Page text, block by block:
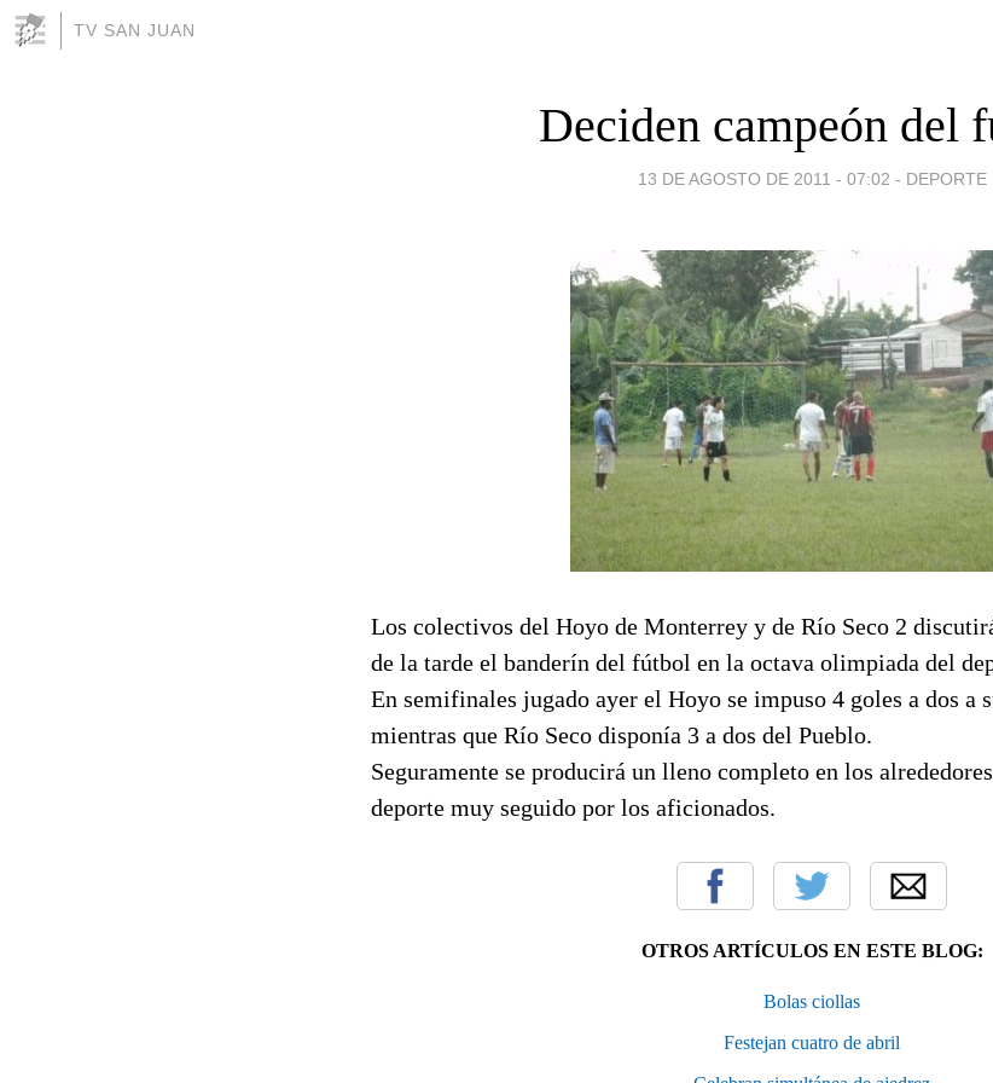
TV SAN JUAN
Deciden campeón del
13 DE AGOSTO DE 2011 - 07:02 - DEPORTE
Los colectivos del Hoyo de Monterrey y de Río Seco 2
de la tarde el banderín del fútbol en la octava olimpiada del
En semifinales jugado ayer el Hoyo se impuso 4 goles a dos a
mientras que Río Seco disponía 3 a dos del Pueblo.
Seguramente se producirá un lleno completo en los
deporte muy seguido por los aficionados.
OTROS ARTÍCULOS EN ESTE BLOG:
Bolas ciollas
Festejan cuatro de abril